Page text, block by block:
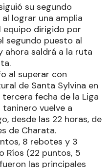
su segundo
lograr una amplia
equipo dirigido por
segundo puesto al
ahora saldrá a la ruta
al superar con
de Santa Sylvina en
fecha de la Liga
taninero vuelve a
desde las 22 horas, de
de Charata.
8 rebotes y 3
Ríos (22 puntos, 5
las principales